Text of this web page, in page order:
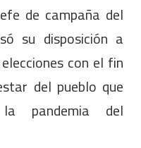
de campaña del
su disposición a
con el fin
del pueblo que
pandemia del